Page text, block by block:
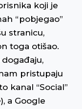
koji je
“pobjegao”
stranicu,
toga otišao.
pristupaju
kanal “Social”
), a Google